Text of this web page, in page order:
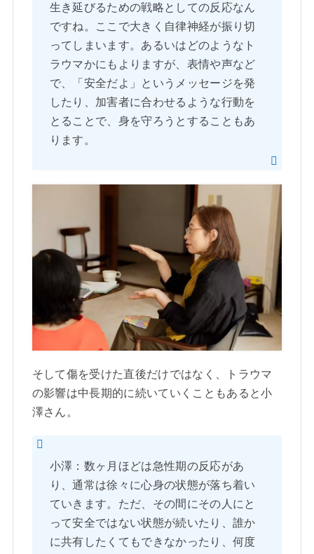
生き延びるための戦略としての反応なん
ですね。ここで大きく自律神経が振り切
ってしまいます。あるいはどのようなト
ラウマかにもよりますが、表情や声など
で、「安全だよ」というメッセージを発
したり、加害者に合わせるような行動を
とることで、身を守ろうとすることもあ
ります。
そして傷を受けた直後だけではなく、トラウマ
の影響は中長期的に続いていくこともあると小
澤さん。
小澤：数ヶ月ほどは急性期の反応があ
り、通常は徐々に心身の状態が落ち着い
ていきます。ただ、その間にその人にと
って安全ではない状態が続いたり、誰か
に共有したくてもできなかったり、何度